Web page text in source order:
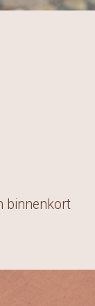
binnenkort